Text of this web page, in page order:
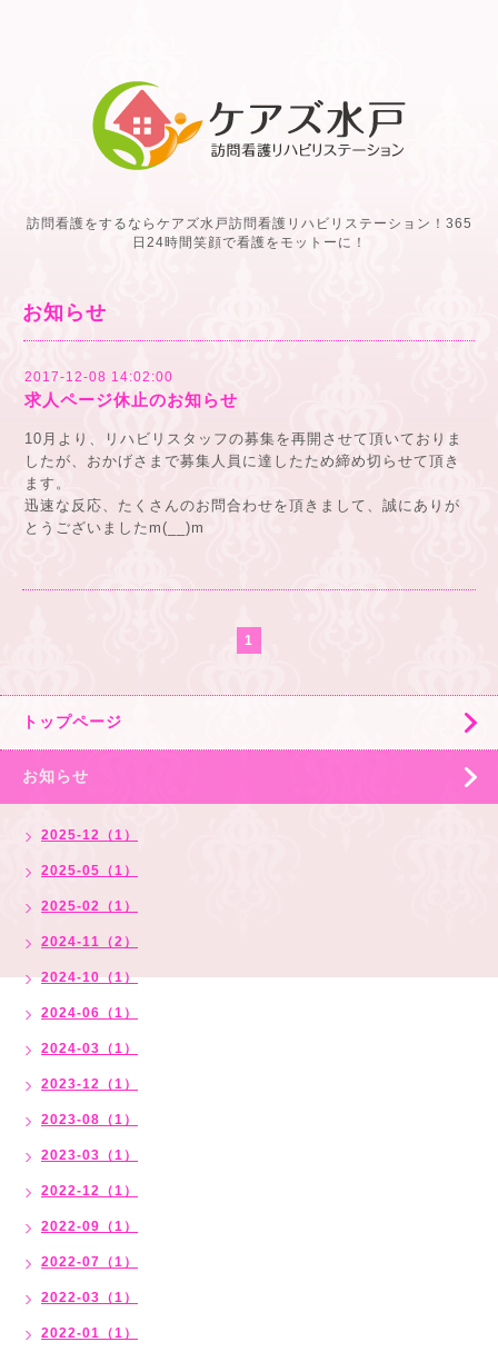
訪問看護をするならケアズ水戸訪問看護リハビリステーション！365
日24時間笑顔で看護をモットーに！
お知らせ
2017-12-08 14:02:00
求人ページ休止のお知らせ
10月より、リハビリスタッフの募集を再開させて頂いておりま
したが、おかげさまで募集人員に達したため締め切らせて頂き
ます。
迅速な反応、たくさんのお問合わせを頂きまして、誠にありが
とうございましたm(__)m
1
トップページ
お知らせ
2025-12（1）
2025-05（1）
2025-02（1）
2024-11（2）
2024-10（1）
2024-06（1）
2024-03（1）
2023-12（1）
2023-08（1）
2023-03（1）
2022-12（1）
2022-09（1）
2022-07（1）
2022-03（1）
2022-01（1）